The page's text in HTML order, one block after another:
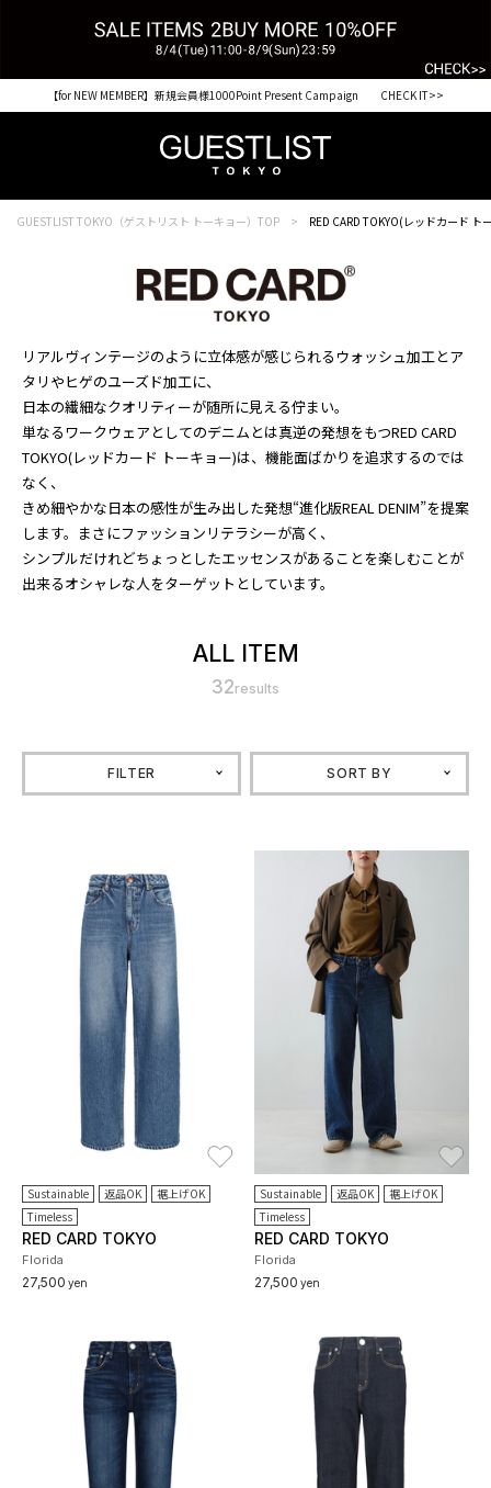
【for NEW MEMBER】新規会員様1000Point Present Campaign CHECK IT>>
GUESTLIST TOKYO（ゲストリスト トーキョー）TOP RED CARD TOKYO(レッドカード ト
リアルヴィンテージのように立体感が感じられるウォッシュ加工とア
タリやヒゲのユーズド加工に、
日本の繊細なクオリティーが随所に見える佇まい。
単なるワークウェアとしてのデニムとは真逆の発想をもつRED CARD
TOKYO(レッドカード トーキョー)は、機能面ばかりを追求するのでは
なく、
きめ細やかな日本の感性が生み出した発想“進化版REAL DENIM”を提案
します。まさにファッションリテラシーが高く、
シンプルだけれどちょっとしたエッセンスがあることを楽しむことが
出来るオシャレな人をターゲットとしています。
ALL ITEM
32results
FILTER SORT BY
Sustainable 返品OK
裾上げOK
Timeless
RED CARD TOKYO
Florida
27,500 yen
Sustainable 返品OK
裾上げOK
Timeless
RED CARD TOKYO
Florida
27,500 yen